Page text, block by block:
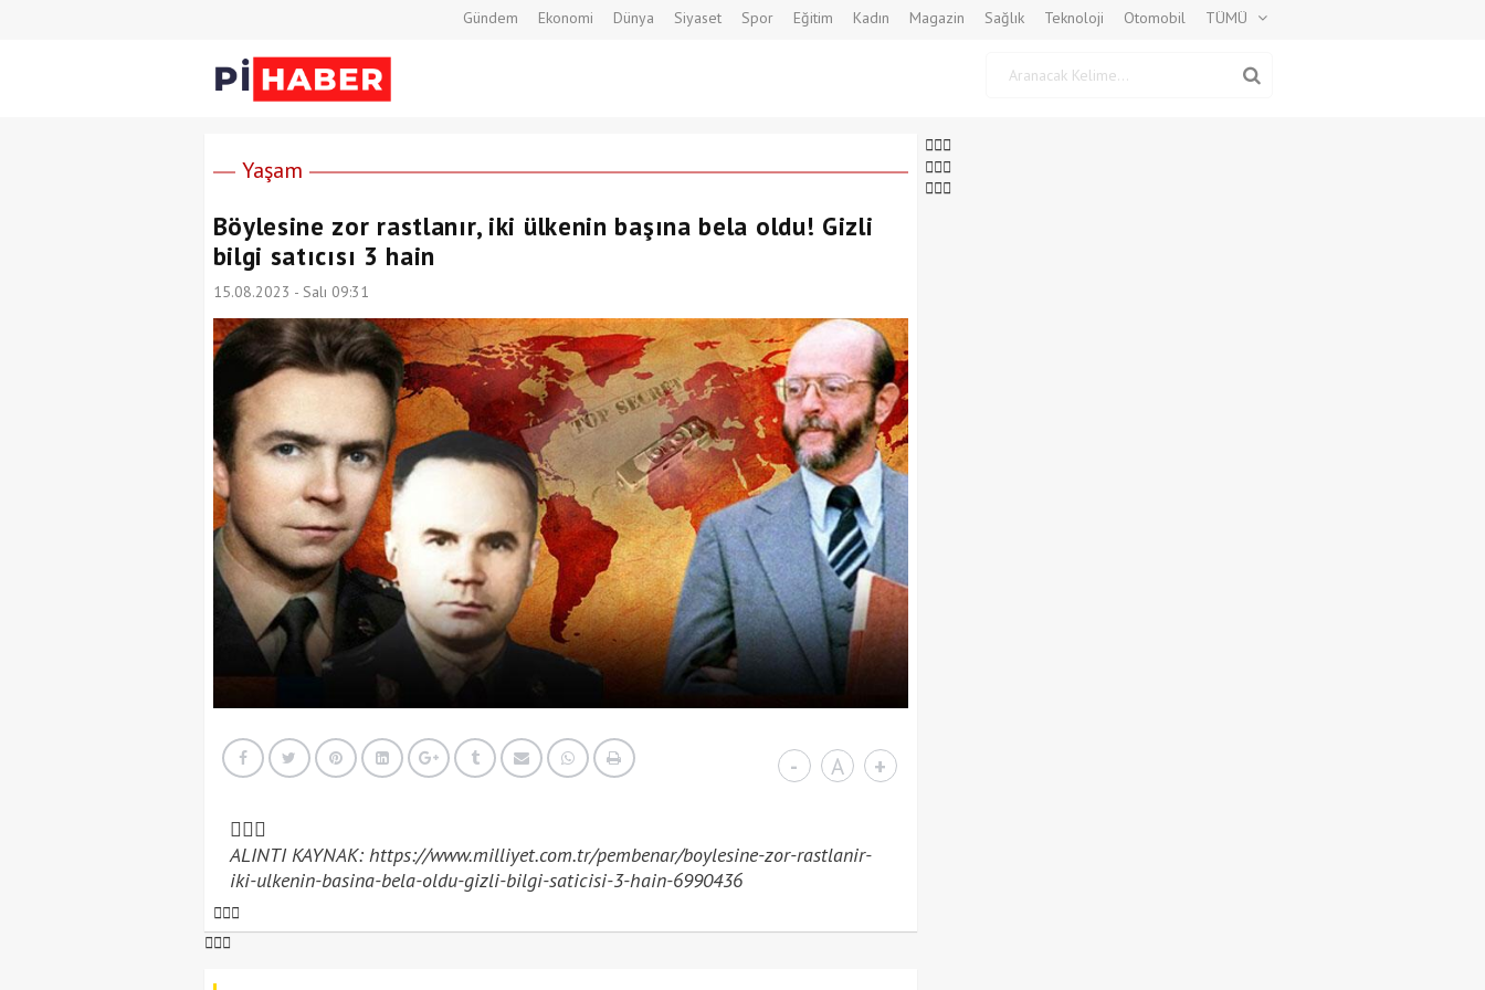
Gündem Ekonomi Dünya Siyaset Spor Eğitim Kadın Magazin Sağlık Teknoloji Otomobil TÜMÜ
Yaşam
Böylesine zor rastlanır, iki ülkenin başına bela oldu! Gizli
bilgi satıcısı 3 hain
15.08.2023 - Salı 09:31
- A +
ALINTI KAYNAK: https://www.milliyet.com.tr/pembenar/boylesine-zor-rastlanir-
iki-ulkenin-basina-bela-oldu-gizli-bilgi-saticisi-3-hain-6990436